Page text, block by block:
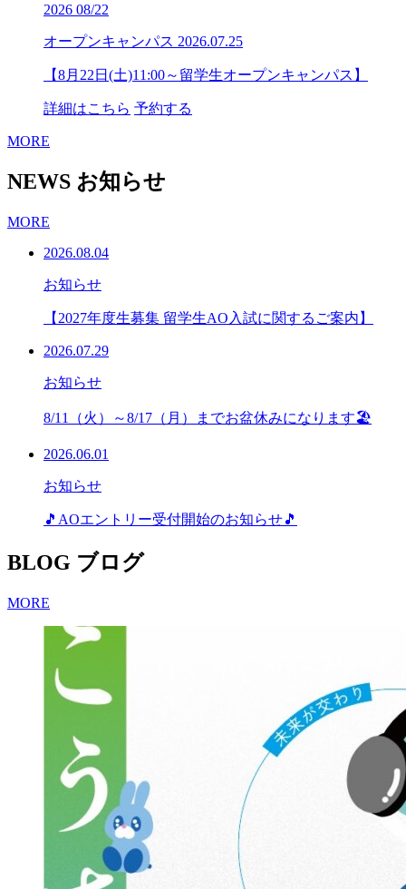
2026 08/22
オープンキャンパス 2026.07.25
【8月22日(土)11:00～留学生オープンキャンパス】
詳細はこちら 予約する
MORE
NEWS お知らせ
MORE
2026.08.04
お知らせ
【2027年度生募集 留学生AO入試に関するご案内】
2026.07.29
お知らせ
8/11（火）～8/17（月）までお盆休みになります🏖
2026.06.01
お知らせ
🎵AOエントリー受付開始のお知らせ🎵
BLOG ブログ
MORE